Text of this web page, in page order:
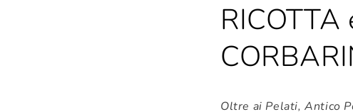
Oltre ai Pelati, Antico